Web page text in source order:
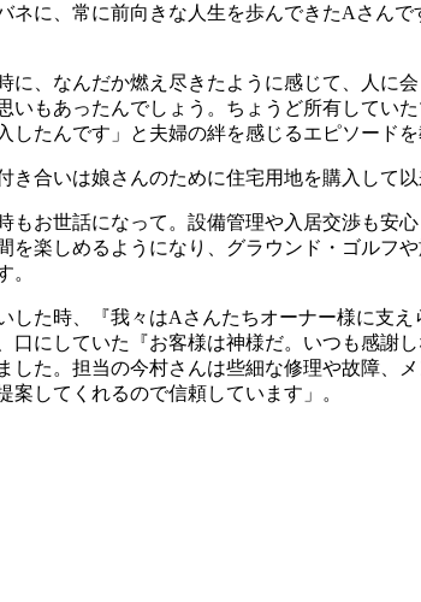
ネに、常に前向きな人生を歩んできたAさん
、なんだか燃え尽きたように感じて、人に
いもあったんでしょう。ちょうど所有してい
したんです」と夫婦の絆を感じるエピソードを
合いは娘さんのために住宅用地を購入して以
もお世話になって。設備管理や入居交渉も安
を楽しめるようになり、グラウンド・ゴルフ
。
た時、『我々はAさんたちオーナー様に支
口にしていた『お客様は神様だ。いつも感謝
した。担当の今村さんは些細な修理や故障、
案してくれるので信頼しています」。